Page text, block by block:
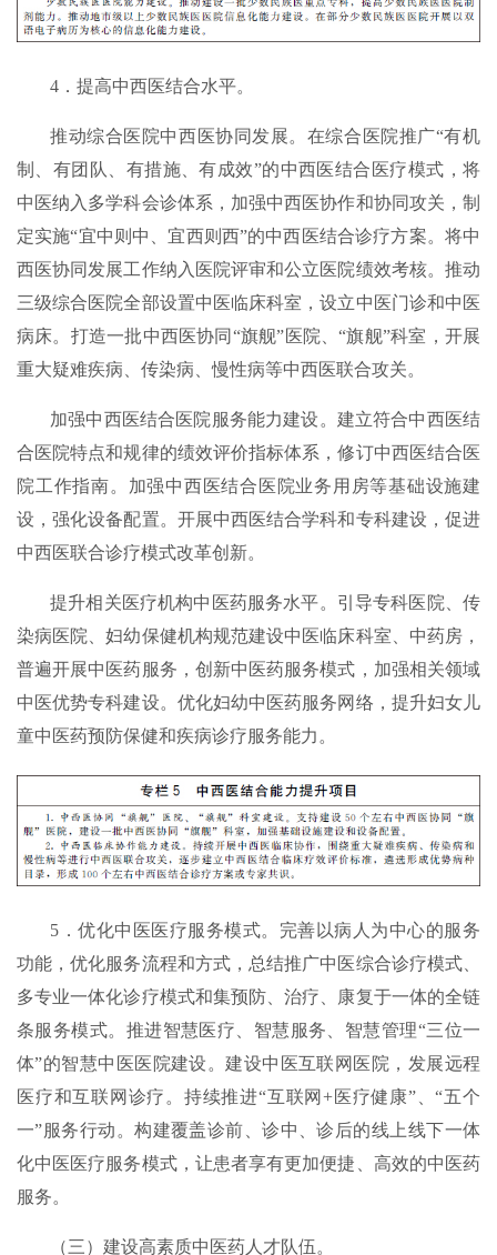
4．提高中西医结合水平。
推动综合医院中西医协同发展。在综合医院推广“有机
制、有团队、有措施、有成效”的中西医结合医疗模式，将
中医纳入多学科会诊体系，加强中西医协作和协同攻关，制
定实施“宜中则中、宜西则西”的中西医结合诊疗方案。将中
西医协同发展工作纳入医院评审和公立医院绩效考核。推动
三级综合医院全部设置中医临床科室，设立中医门诊和中医
病床。打造一批中西医协同“旗舰”医院、“旗舰”科室，开展
重大疑难疾病、传染病、慢性病等中西医联合攻关。
加强中西医结合医院服务能力建设。建立符合中西医结
合医院特点和规律的绩效评价指标体系，修订中西医结合医
院工作指南。加强中西医结合医院业务用房等基础设施建
设，强化设备配置。开展中西医结合学科和专科建设，促进
中西医联合诊疗模式改革创新。
提升相关医疗机构中医药服务水平。引导专科医院、传
染病医院、妇幼保健机构规范建设中医临床科室、中药房，
普遍开展中医药服务，创新中医药服务模式，加强相关领域
中医优势专科建设。优化妇幼中医药服务网络，提升妇女儿
童中医药预防保健和疾病诊疗服务能力。
5．优化中医医疗服务模式。完善以病人为中心的服务
功能，优化服务流程和方式，总结推广中医综合诊疗模式、
多专业一体化诊疗模式和集预防、治疗、康复于一体的全链
条服务模式。推进智慧医疗、智慧服务、智慧管理“三位一
体”的智慧中医医院建设。建设中医互联网医院，发展远程
医疗和互联网诊疗。持续推进“互联网+医疗健康”、“五个
一”服务行动。构建覆盖诊前、诊中、诊后的线上线下一体
化中医医疗服务模式，让患者享有更加便捷、高效的中医药
服务。
（三）建设高素质中医药人才队伍。